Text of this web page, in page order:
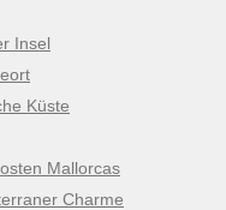
Insel
Küste
Mallorcas
Charme